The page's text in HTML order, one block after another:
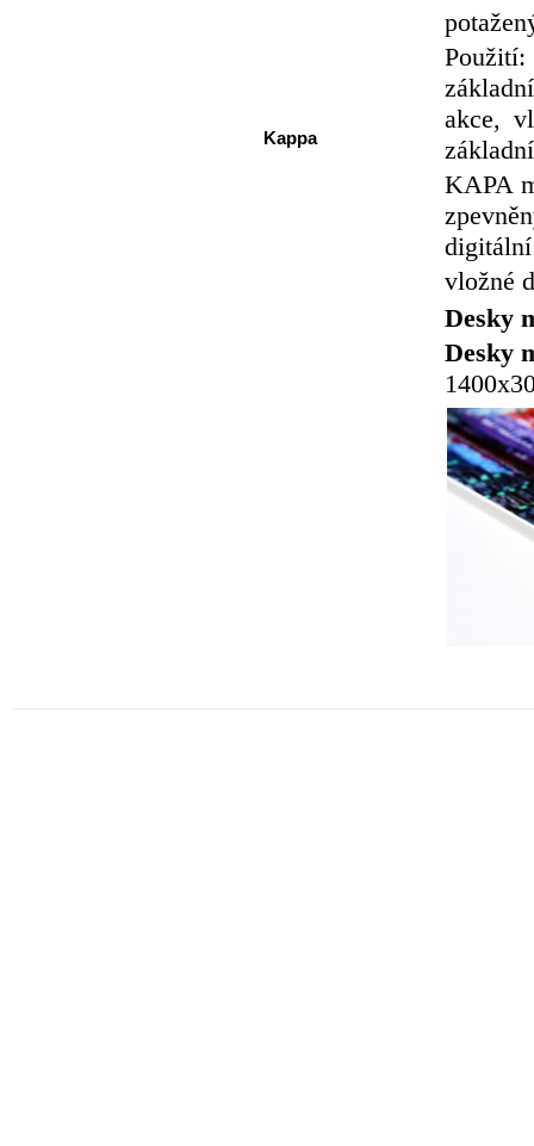
Kappa
akce,
KAPA
vložné
Desky
Desky